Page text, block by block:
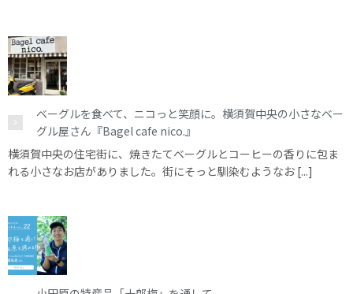
ベーグルを食べて、ニコっと笑顔に。横須賀中央の小さなベー
グル屋さん『Bagel cafe nico.』
横須賀中央の住宅街に、焼きたてベーグルとコーヒーの香りに包ま
れる小さなお店がありました。街にそっと馴染むようなお [...]